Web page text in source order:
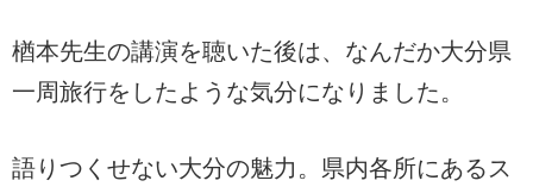
楢本先生の講演を聴いた後は、なんだか大分県
一周旅行をしたような気分になりました。
語りつくせない大分の魅力。県内各所にあるス